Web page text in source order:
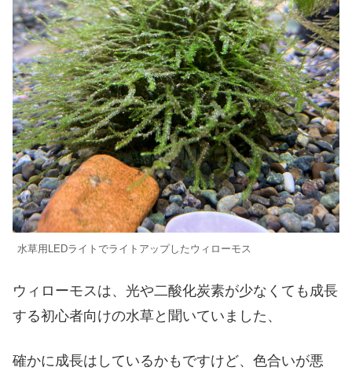
水草用LEDライトでライトアップしたウィローモス
ウィローモスは、光や二酸化炭素が少なくても成長
する初心者向けの水草と聞いていました、
確かに成長はしているかもですけど、色合いが悪